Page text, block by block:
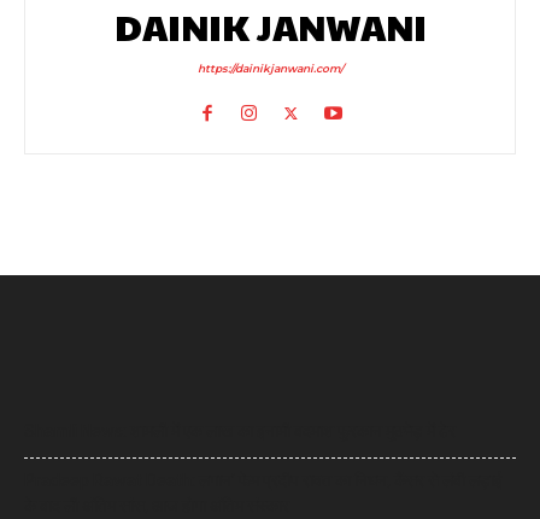
DAINIK JANWANI
https://dainikjanwani.com/